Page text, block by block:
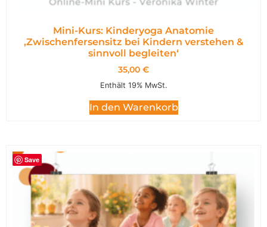
Mini-Kurs: Kinderyoga Anatomie
,Zwischenfersensitz bei Kindern verstehen &
sinnvoll begleiten‘
35,00 €
Enthält 19% MwSt.
In den Warenkorb
Save